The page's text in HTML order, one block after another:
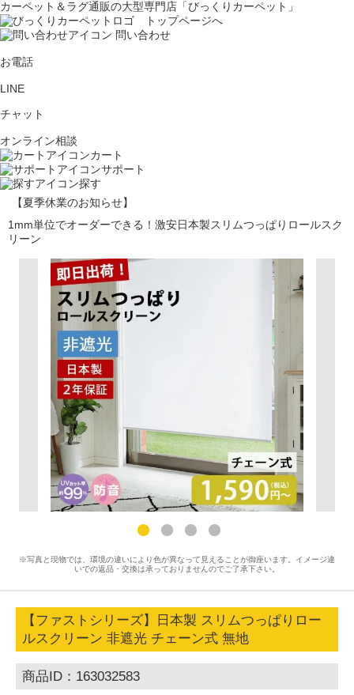
カーペット＆ラグ通販の大型専門店「びっくりカーペット」
問い合わせ
お電話
LINE
チャット
オンライン相談
カート
サポート
探す
【夏季休業のお知らせ】
1mm単位でオーダーできる！激安日本製スリムつっぱりロールスク
リーン
※写真と現物では、環境の違いにより色が異なって見えることが御座います。イメージ違
いでの返品・交換は承っておりませんのでご了承下さい。
【ファストシリーズ】日本製 スリムつっぱりロー
ルスクリーン 非遮光 チェーン式 無地
商品ID：163032583